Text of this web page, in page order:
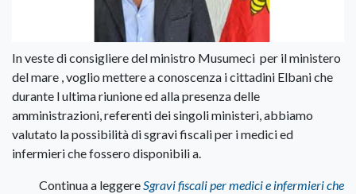
In veste di consigliere del ministro Musumeci per il ministero
del mare , voglio mettere a conoscenza i cittadini Elbani che
durante l ultima riunione ed alla presenza delle
amministrazioni, referenti dei singoli ministeri, abbiamo
valutato la possibilità di sgravi fiscali per i medici ed
infermieri che fossero disponibili a.
Continua a leggereSgravi fiscali per medici e infermieri che